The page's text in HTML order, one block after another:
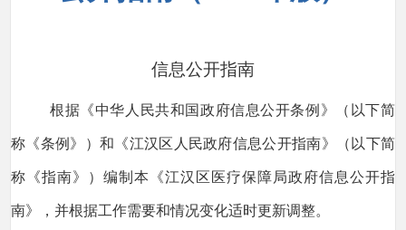
信息公开指南
根据《中华人民共和国政府信息公开条例》（以下简
称《条例》）和《江汉区人民政府信息公开指南》（以下简
称《指南》）编制本《江汉区医疗保障局政府信息公开指
南》，并根据工作需要和情况变化适时更新调整。